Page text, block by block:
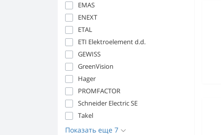
EMAS
ENEXT
ETAL
ETI Elektroelement d.d.
GEWISS
GreenVision
Hager
PROMFACTOR
Schneider Electric SE
Takel
Показать еще 7